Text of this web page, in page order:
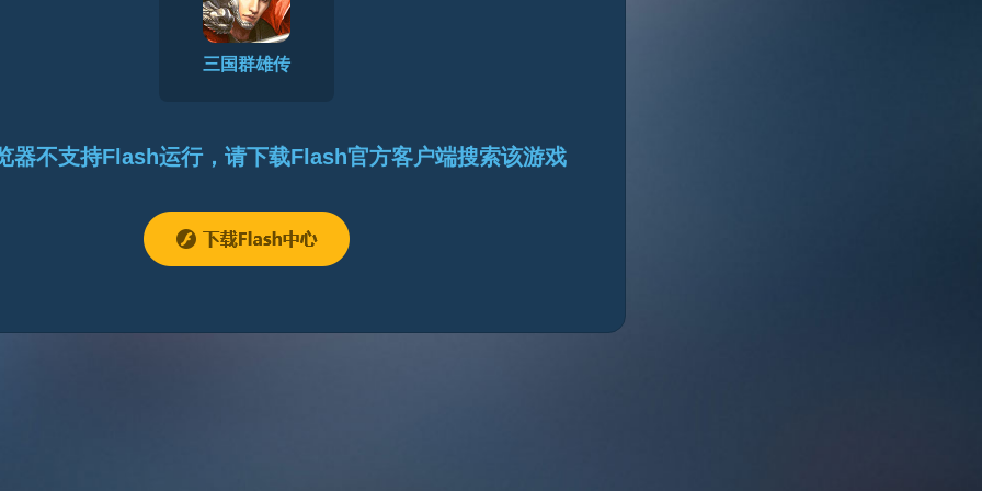
三国群雄传
器不支持Flash运行，请下载Flash官方客户端搜索该游戏